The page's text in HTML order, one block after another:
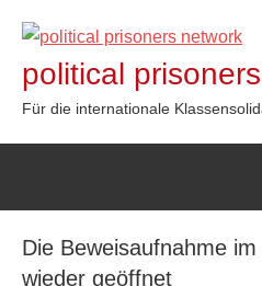
Inhalt
springen
political
Für die internationale
Die Beweisaufnahme
wieder geöffnet